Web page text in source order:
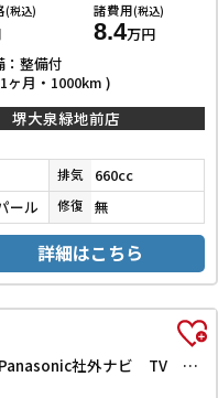
(税込) 諸費用(税込)
8.4万円
：整備付
ヶ月・1000km )
堺大泉緑地前店
排気 660cc
ール 修復 無
詳細はこちら
G・Lホンダセンシング 衝突軽減B Panasonic社外ナビ TV Bカメラ ビルドインETC アダプティブクルーズコントロール 左パワースライドドア LEDヘッドライト フォグライト スマートキー プッシュスタート